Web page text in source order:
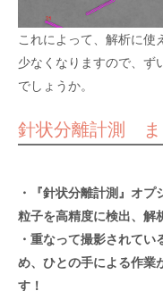
これによって、解析に使
少なくなりますので、ず
でしょうか。
針状分離計測 ま
・『針状分離計測』オ
粒子を高精度に検出、解
・重なって撮影されて
め、ひとの手による作業
す！